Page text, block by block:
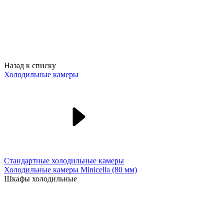
Назад к списку
Холодильные камеры
Стандартные холодильные камеры
Холодильные камеры Minicella (80 мм)
Шкафы холодильные